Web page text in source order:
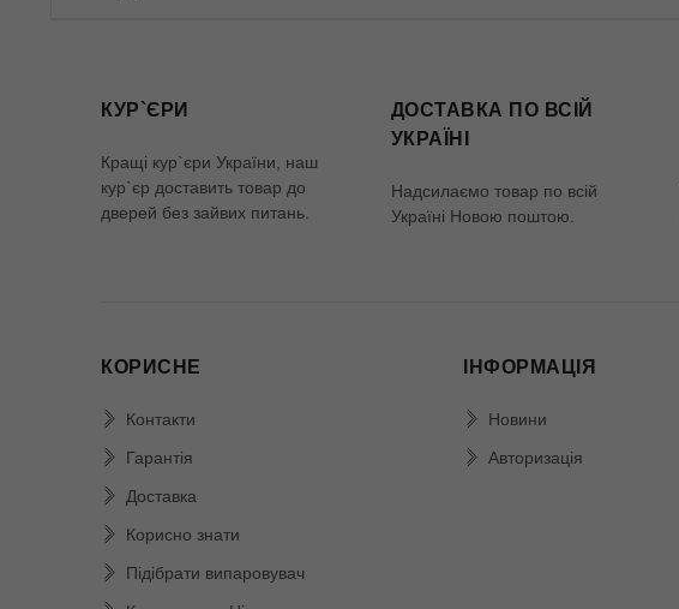
КУР`ЄРИ
Кращі кур`єри України, наш
кур`єр доставить товар до
дверей без зайвих питань.
ДОСТАВКА ПО ВСІЙ
УКРАЇНІ
Надсилаємо товар по всій
Україні Новою поштою.
КОРИСНЕ
Контакти
Гарантія
Доставка
Корисно знати
Підібрати випаровувач
ІНФОРМАЦІЯ
Новини
Авторизація